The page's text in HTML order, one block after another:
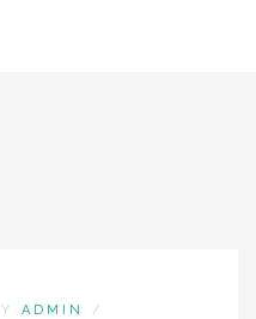
ADMIN
/